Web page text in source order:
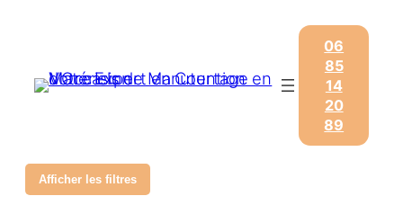
06
85
14
20
89
Afficher les filtres